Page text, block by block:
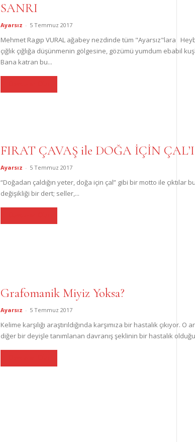
SANRI
Ayarsız - 5 Temmuz 2017
Mehmet Ragıp VURAL ağabey nezdinde tüm "Ayarsız"lara
çığlık çığlığa düşünmenin gölgesine, gözümü yumdum ebabil
Bana katran bu...
FIRAT ÇAVAŞ ile DOĞA İÇİN
Ayarsız - 5 Temmuz 2017
“Doğadan çaldığın yeter, doğa için çal” gibi bir motto ile
değişikliği bir dert; seller,...
Grafomanik Miyiz Yoksa?
Ayarsız - 5 Temmuz 2017
Kelime karşılığı araştırıldığında karşımıza bir hastalık
diğer bir deyişle tanımlanan davranış şeklinin bir hastalık